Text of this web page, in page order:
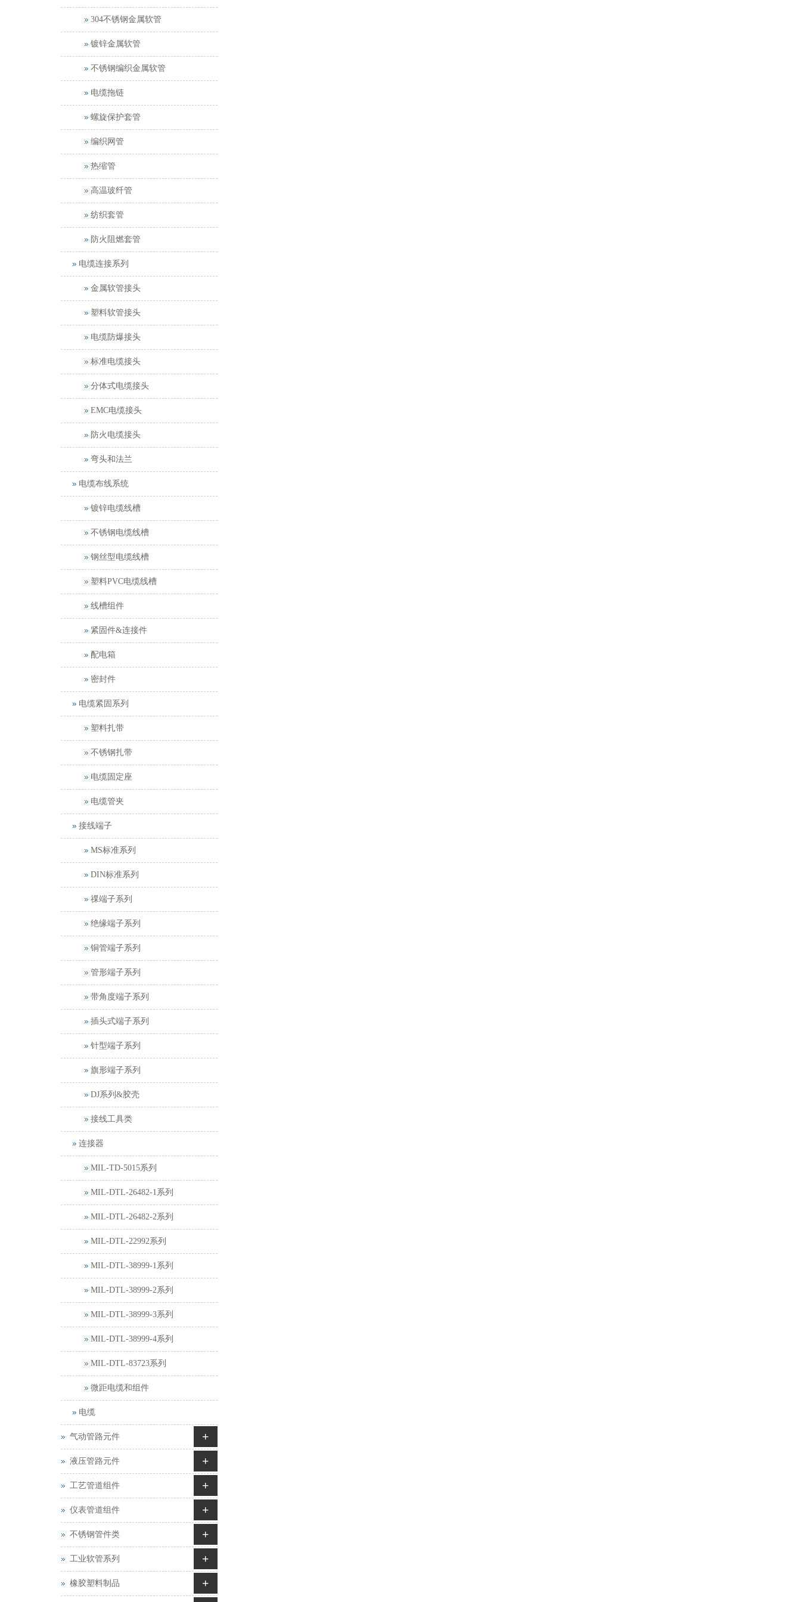
304不锈钢金属软管
镀锌金属软管
不锈钢编织金属软管
电缆拖链
螺旋保护套管
编织网管
热缩管
高温玻纤管
纺织套管
防火阻燃套管
电缆连接系列
金属软管接头
塑料软管接头
电缆防爆接头
标准电缆接头
分体式电缆接头
EMC电缆接头
防火电缆接头
弯头和法兰
电缆布线系统
镀锌电缆线槽
不锈钢电缆线槽
钢丝型电缆线槽
塑料PVC电缆线槽
线槽组件
紧固件&连接件
配电箱
密封件
电缆紧固系列
塑料扎带
不锈钢扎带
电缆固定座
电缆管夹
接线端子
MS标准系列
DIN标准系列
祼端子系列
绝缘端子系列
铜管端子系列
管形端子系列
带角度端子系列
插头式端子系列
针型端子系列
旗形端子系列
DJ系列&胶壳
接线工具类
连接器
MIL-TD-5015系列
MIL-DTL-26482-1系列
MIL-DTL-26482-2系列
MIL-DTL-22992系列
MIL-DTL-38999-1系列
MIL-DTL-38999-2系列
MIL-DTL-38999-3系列
MIL-DTL-38999-4系列
MIL-DTL-83723系列
微距电缆和组件
电缆
气动管路元件 +
液压管路元件 +
工艺管道组件 +
仪表管道组件 +
不锈钢管件类 +
工业软管系列 +
橡胶塑料制品
+